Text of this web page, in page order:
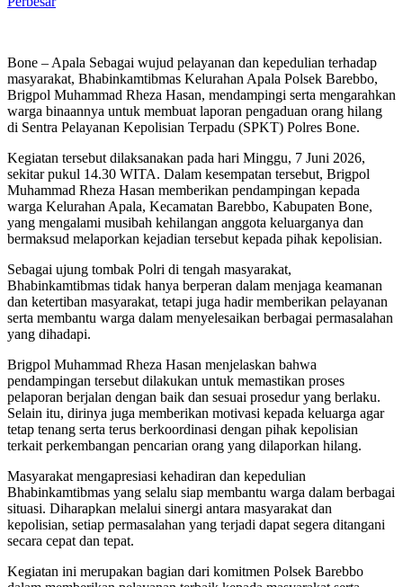
Bone – Apala Sebagai wujud pelayanan dan kepedulian terhadap
masyarakat, Bhabinkamtibmas Kelurahan Apala Polsek Barebbo,
Brigpol Muhammad Rheza Hasan, mendampingi serta mengarahkan
warga binaannya untuk membuat laporan pengaduan orang hilang
di Sentra Pelayanan Kepolisian Terpadu (SPKT) Polres Bone.
Kegiatan tersebut dilaksanakan pada hari Minggu, 7 Juni 2026,
sekitar pukul 14.30 WITA. Dalam kesempatan tersebut, Brigpol
Muhammad Rheza Hasan memberikan pendampingan kepada
warga Kelurahan Apala, Kecamatan Barebbo, Kabupaten Bone,
yang mengalami musibah kehilangan anggota keluarganya dan
bermaksud melaporkan kejadian tersebut kepada pihak kepolisian.
Sebagai ujung tombak Polri di tengah masyarakat,
Bhabinkamtibmas tidak hanya berperan dalam menjaga keamanan
dan ketertiban masyarakat, tetapi juga hadir memberikan pelayanan
serta membantu warga dalam menyelesaikan berbagai permasalahan
yang dihadapi.
Brigpol Muhammad Rheza Hasan menjelaskan bahwa
pendampingan tersebut dilakukan untuk memastikan proses
pelaporan berjalan dengan baik dan sesuai prosedur yang berlaku.
Selain itu, dirinya juga memberikan motivasi kepada keluarga agar
tetap tenang serta terus berkoordinasi dengan pihak kepolisian
terkait perkembangan pencarian orang yang dilaporkan hilang.
Masyarakat mengapresiasi kehadiran dan kepedulian
Bhabinkamtibmas yang selalu siap membantu warga dalam berbagai
situasi. Diharapkan melalui sinergi antara masyarakat dan
kepolisian, setiap permasalahan yang terjadi dapat segera ditangani
secara cepat dan tepat.
Kegiatan ini merupakan bagian dari komitmen Polsek Barebbo